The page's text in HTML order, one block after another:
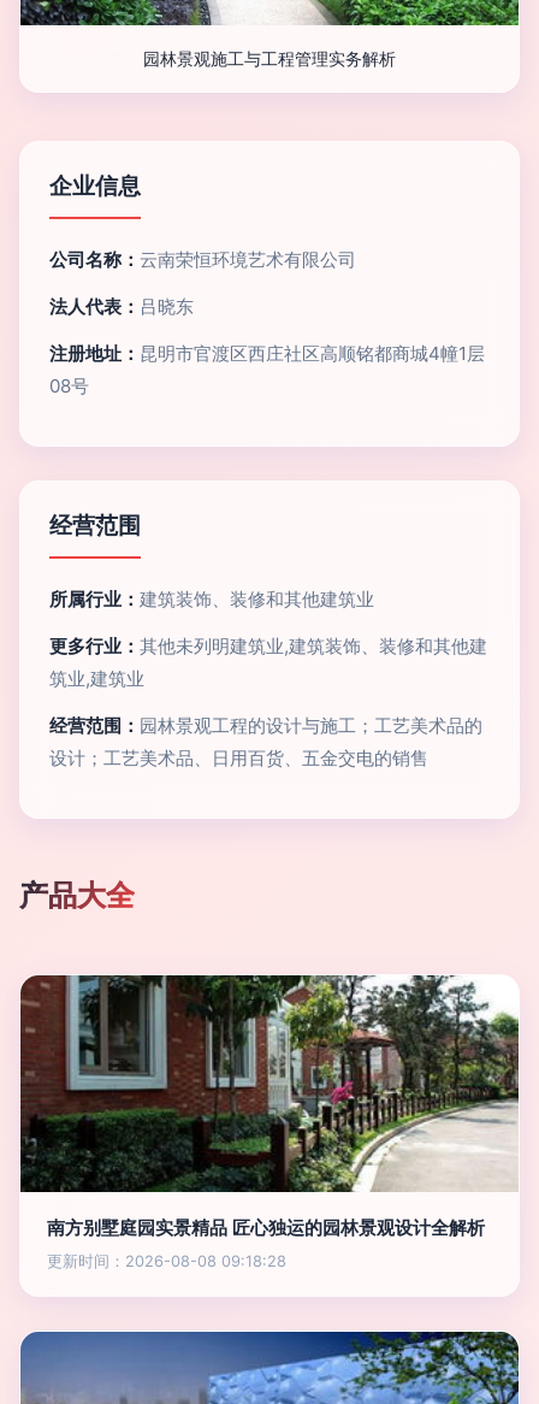
园林景观施工与工程管理实务解析
企业信息
公司名称： 云南荣恒环境艺术有限公司
法人代表： 吕晓东
注册地址： 昆明市官渡区西庄社区高顺铭都商城4幢1层
08号
经营范围
所属行业： 建筑装饰、装修和其他建筑业
更多行业： 其他未列明建筑业,建筑装饰、装修和其他建
筑业,建筑业
经营范围： 园林景观工程的设计与施工；工艺美术品的
设计；工艺美术品、日用百货、五金交电的销售
产品大全
南方别墅庭园实景精品 匠心独运的园林景观设计全解析
更新时间：2026-08-08 09:18:28